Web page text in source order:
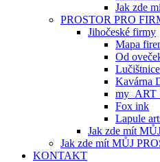
Jak zde
PROSTOR PRO
Jihočeské firmy
Mapa
Od
Kavárna
Fox ink
Lapule
Jak zde mít
Jak zde mít MŮJ
KONTAKT